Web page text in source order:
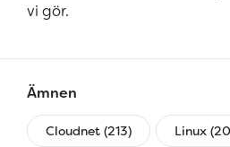
vi gör.
Ämnen
Cloudnet (213) Linux